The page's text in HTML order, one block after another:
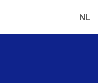
NL